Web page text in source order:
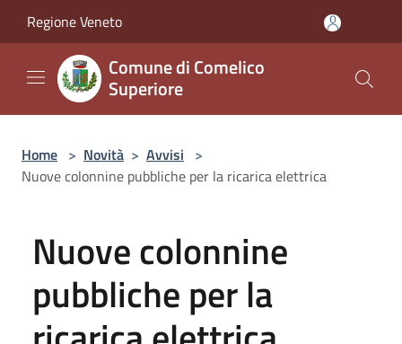
Regione Veneto
Comune di Comelico
Superiore
Home > Novità > Avvisi >
Nuove colonnine pubbliche per la ricarica elettrica
Nuove colonnine
pubbliche per la